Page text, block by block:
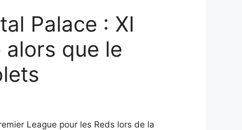
Palace : XI
que le
League pour les Reds lors de la